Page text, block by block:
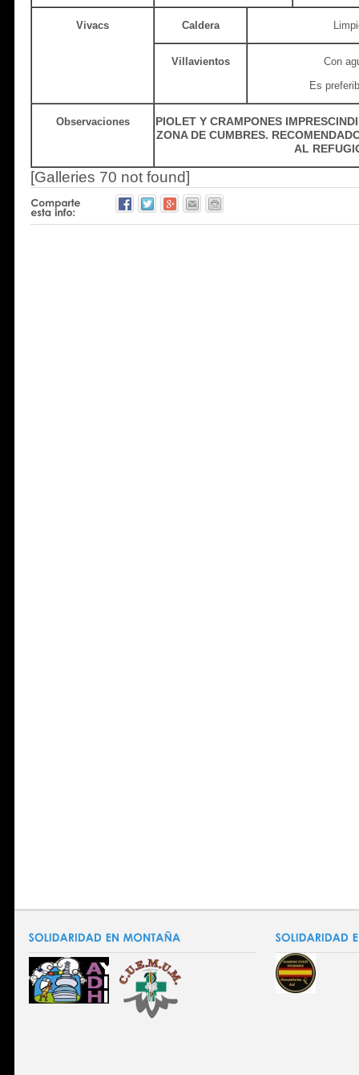
Vivacs Caldera
Villavientos
Con
Es
Observaciones
PIOLET Y CRAMPONES
ZONA DE CUMBRES.
AL
[Galleries 70 not found]